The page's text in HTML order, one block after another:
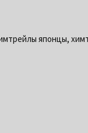
японцы,